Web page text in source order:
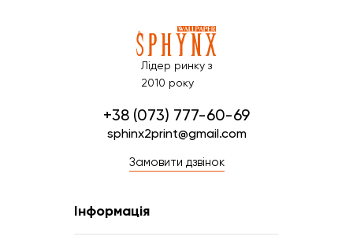
Лідер ринку з
2010 року
+38 (073) 777-60-69
sphinx2print@gmail.com
Замовити дзвінок
Інформація